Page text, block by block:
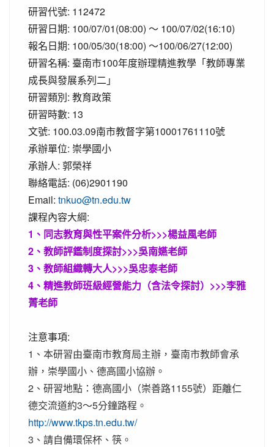
研習代號: 112472
研習日期: 100/07/01(08:00) ～ 100/07/02(16:10)
報名日期: 100/05/30(18:00) ～100/06/27(12:00)
研習名稱: 臺南市100年度辦理精進教學「教師專業
成長與發展系列二」
研習類別: 教育政策
研習時數: 13
文號: 100.03.09南市教督字第10001761110號
承辦單位: 崇學國小
承辦人: 郭榮祥
聯絡電話: (06)2901190
Email: tnkuo@tn.edu.tw
課程內容大綱:
1、同志教育與性平案件分析>>>楊益風老師
2、教師評鑑制度探討>>>吳南嬿老師
3、教師組織轉大人>>>吳忠泰老師
4、精進教師班級經營能力（含法令探討）>>>李雅
菁老師
注意事項:
1、本研習由臺南市教育局主辦，臺南市教師會承
辦，崇學國小、德高國小協辦。
2、研習地點：德高國小（崇善路1155號）距離仁
德交流道約3～5分鐘路程。
http://www.tkps.tn.edu.tw/
3、請自備環保杯、筷。